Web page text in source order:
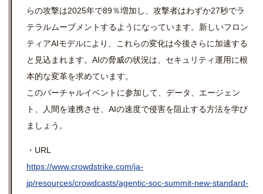
らの攻撃は2025年で89％増加し、攻撃者はわずか27秒でラ
テラルムーブメントするようになっています。新しいフロン
ティアAIモデルにより、これらの変化は今後さらに加速する
と見込まれます。AIの脅威の状況は、セキュリティ運用に根
本的な変革を求めています。
このバーチャルイベントに参加して、データ、エージェン
ト、人間を連携させ、AIの速度で侵害を阻止する方法を学び
ましょう。
・URL
https://www.crowdstrike.com/ja-
jp/resources/crowdcasts/agentic-soc-summit-new-standard-